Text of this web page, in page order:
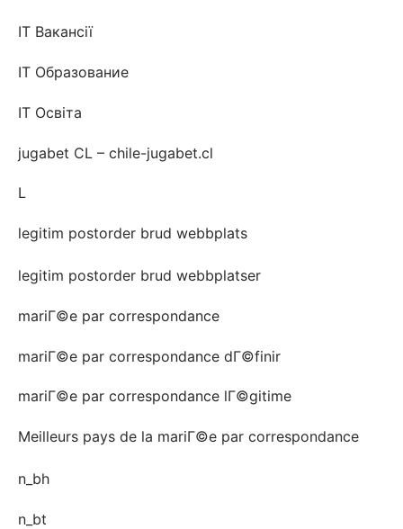
IT Вакансії
IT Образование
IT Освіта
jugabet CL – chile-jugabet.cl
L
legitim postorder brud webbplats
legitim postorder brud webbplatser
mariГ©e par correspondance
mariГ©e par correspondance dГ©finir
mariГ©e par correspondance lГ©gitime
Meilleurs pays de la mariГ©e par correspondance
n_bh
n_bt